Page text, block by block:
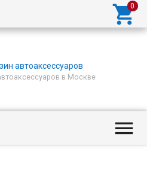

в Москве
